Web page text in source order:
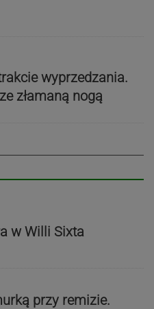
wyprzedzania.
złamaną nogą
w Willi Sixta
przy remizie.